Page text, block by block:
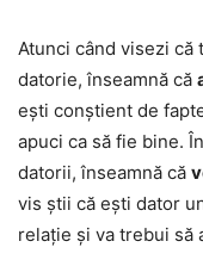
Atunci când visezi că
datorie, înseamnă că
ești conștient de
apuci ca să fie bine.
datorii, înseamnă că
vis știi că ești dator
relație și va trebui să